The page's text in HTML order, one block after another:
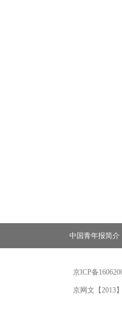
中国青年报简介
京ICP备
京网文【2013